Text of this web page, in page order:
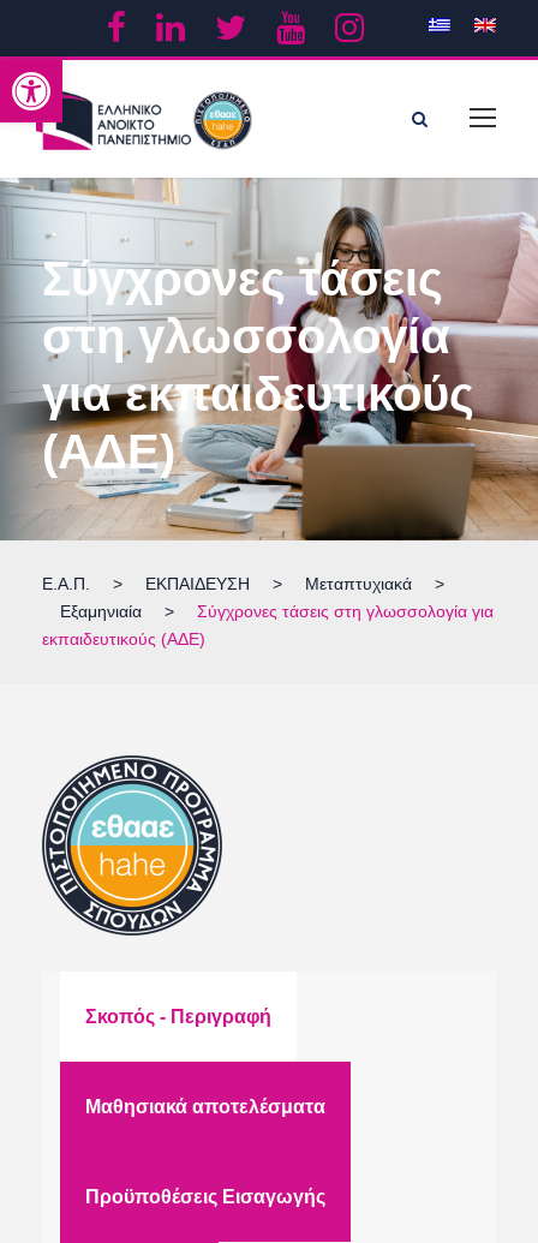
Ανοίξτε τη γραμμή εργαλείων
Σύγχρονες τάσεις
στη γλωσσολογία
για εκπαιδευτικούς
(ΑΔΕ)
Ε.Α.Π. > ΕΚΠΑΙΔΕΥΣΗ > Μεταπτυχιακά
>
Εξαμηνιαία
>
Σύγχρονες τάσεις στη γλωσσολογία για
εκπαιδευτικούς (ΑΔΕ)
Σκοπός - Περιγραφή
Μαθησιακά αποτελέσματα
Προϋποθέσεις Εισαγωγής